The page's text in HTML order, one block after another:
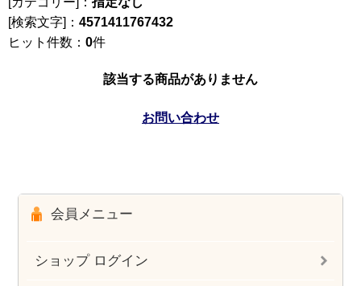
[検索文字]： 4571411767432
ヒット件数： 0件
該当する商品がありません
お問い合わせ
会員メニュー
ショップ ログイン